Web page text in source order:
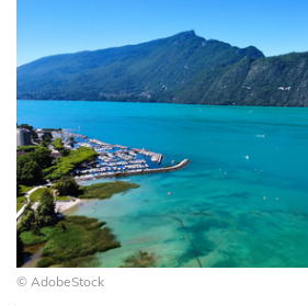
© AdobeStock